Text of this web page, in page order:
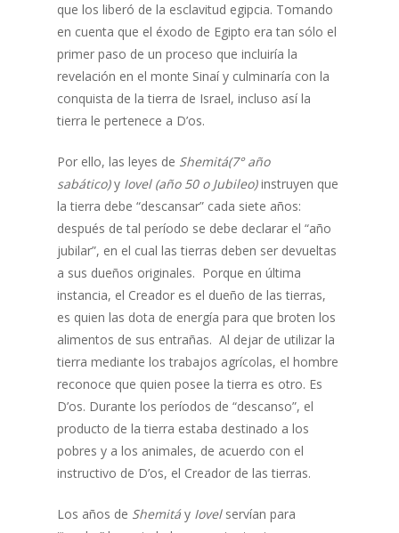
que los liberó de la esclavitud egipcia. Tomando
en cuenta que el éxodo de Egipto era tan sólo el
primer paso de un proceso que incluiría la
revelación en el monte Sinaí y culminaría con la
conquista de la tierra de Israel, incluso así la
tierra le pertenece a D’os.
Por ello, las leyes de Shemitá(7° año
sabático)y Iovel (año 50 o Jubileo)instruyen que
la tierra debe “descansar” cada siete años:
después de tal período se debe declarar el “año
jubilar”, en el cual las tierras deben ser devueltas
a sus dueños originales. Porque en última
instancia, el Creador es el dueño de las tierras,
es quien las dota de energía para que broten los
alimentos de sus entrañas. Al dejar de utilizar la
tierra mediante los trabajos agrícolas, el hombre
reconoce que quien posee la tierra es otro. Es
D’os. Durante los períodos de “descanso”, el
producto de la tierra estaba destinado a los
pobres y a los animales, de acuerdo con el
instructivo de D’os, el Creador de las tierras.
Los años de Shemitáy Iovel servían para